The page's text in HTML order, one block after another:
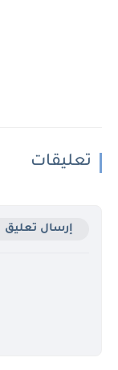
تعليقات
إرسال تعليق